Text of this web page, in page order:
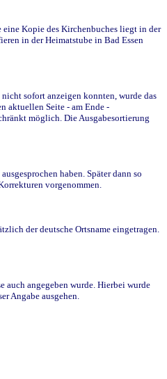
Kopie des Kirchenbuches liegt in der
in der Heimatstube in Bad Essen
sofort anzeigen konnten, wurde das
aktuellen Seite - am Ende -
möglich. Die Ausgabesortierung
haben. Später dann so
vorgenommen.
der deutsche Ortsname eingetragen.
auch angegeben wurde. Hierbei wurde
Angabe ausgehen.